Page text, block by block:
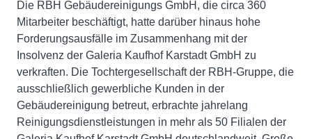
Die RBH Gebäudereinigungs GmbH, die circa 360
Mitarbeiter beschäftigt, hatte darüber hinaus hohe
Forderungsausfälle im Zusammenhang mit der
Insolvenz der Galeria Kaufhof Karstadt GmbH zu
verkraften. Die Tochtergesellschaft der RBH-Gruppe, die
ausschließlich gewerbliche Kunden in der
Gebäudereinigung betreut, erbrachte jahrelang
Reinigungsdienstleistungen in mehr als 50 Filialen der